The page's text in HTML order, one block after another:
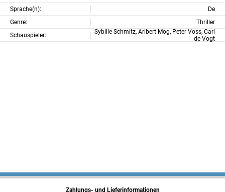
Sprache(n):
De
Genre:
Thriller
Schauspieler:
Sybille Schmitz, Aribert Mog, Peter Voss, Carl
de Vogt
Zahlungs- und Lieferinformationen